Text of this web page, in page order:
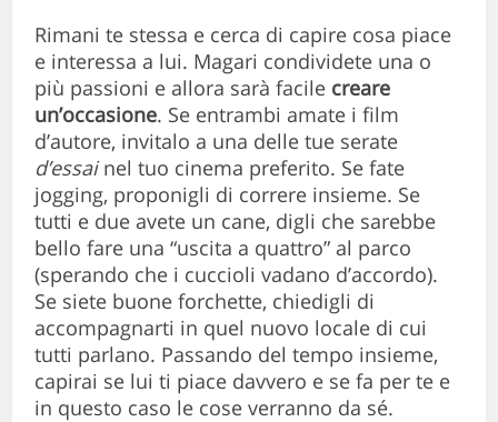
Rimani te stessa e cerca di capire cosa piace
e interessa a lui. Magari condividete una o
più passioni e allora sarà facile creare
un’occasione. Se entrambi amate i film
d’autore, invitalo a una delle tue serate
d’essainel tuo cinema preferito. Se fate
jogging, proponigli di correre insieme. Se
tutti e due avete un cane, digli che sarebbe
bello fare una “uscita a quattro” al parco
(sperando che i cuccioli vadano d’accordo).
Se siete buone forchette, chiedigli di
accompagnarti in quel nuovo locale di cui
tutti parlano. Passando del tempo insieme,
capirai se lui ti piace davvero e se fa per te e
in questo caso le cose verranno da sé.